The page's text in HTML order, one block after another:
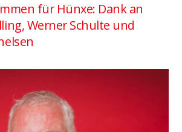
für Hünxe: Dank an
Werner Schulte und